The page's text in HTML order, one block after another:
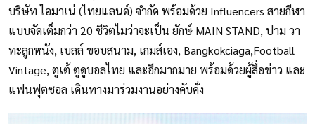
บริษัท ไอมาเน่ (ไทยแลนด์) จำกัด พร้อมด้วย Influencers สายกีฬา
แบบจัดเต็มกว่า 20 ชีวิตไมว่าจะเป็น ยักษ์ MAIN STAND, ปาม วา
ทะลูกหนัง, เบลล์ ขอบสนาม, เกมส์เอง, Bangkokciaga,Football
Vintage, ตูเต้ ตูดูบอลไทย และอีกมากมาย พร้อมด้วยผู้สื่อข่าว และ
แฟนฟุตซอล เดินทางมาร่วมงานอย่างคับคั่ง